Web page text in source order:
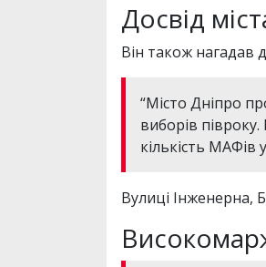
Досвід
Він також нагадав
“Місто Дніпро
виборів
кількість МАФів
Вулиці Інженерна,